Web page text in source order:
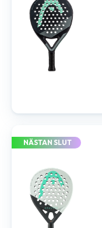
NÄSTAN SLUT